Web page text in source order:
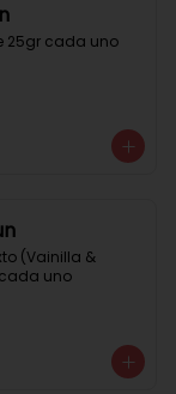
25gr cada uno
(Vainilla &
uno